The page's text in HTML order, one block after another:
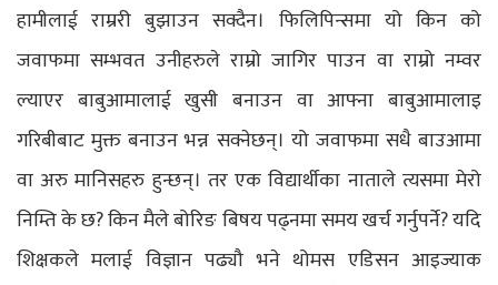
हामीलाई राम्ररी बुझाउन सक्दैन। फिलिपिन्समा यो किन को
जवाफमा सम्भवत उनीहरुले राम्रो जागिर पाउन वा राम्रो नम्वर
ल्याएर बाबुआमालाई खुसी बनाउन वा आफ्ना बाबुआमालाइ
गरिबीबाट मुक्त बनाउन भन्न सक्नेछन्। यो जवाफमा सधै बाउआमा
वा अरु मानिसहरु हुन्छन्। तर एक विद्यार्थीका नाताले त्यसमा मेरो
निम्ति के छ? किन मैले बोरिङ बिषय पढ्नमा समय खर्च गर्नुपर्ने? यदि
शिक्षकले मलाई विज्ञान पढ्यौ भने थोमस एडिसन आइज्याक